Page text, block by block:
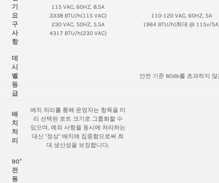
기
요
구
사
항
115 VAC, 60HZ, 8.5A
3338 BTU/h(115 VAC)
230 VAC, 50HZ, 5.5A
4317 BTU/h(230 VAC)
110-120 VAC, 60HZ, 5A
1964 BTU/h(최대 @ 115v/
데
시
벨
등
급
안전 기준 80db를 초과하지 않
배
치
처
리
배치 처리를 통해 운영자는 항목을 미
리 선택된 로트 크기로 그룹화할 수
있으며, 예외 사항을 동시에 처리하는
대신 "정상" 배치에 집중함으로써 최
대 생산성을 보장합니다.
90°
전
동